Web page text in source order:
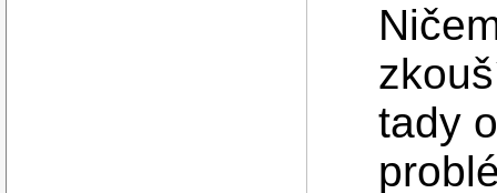
tady